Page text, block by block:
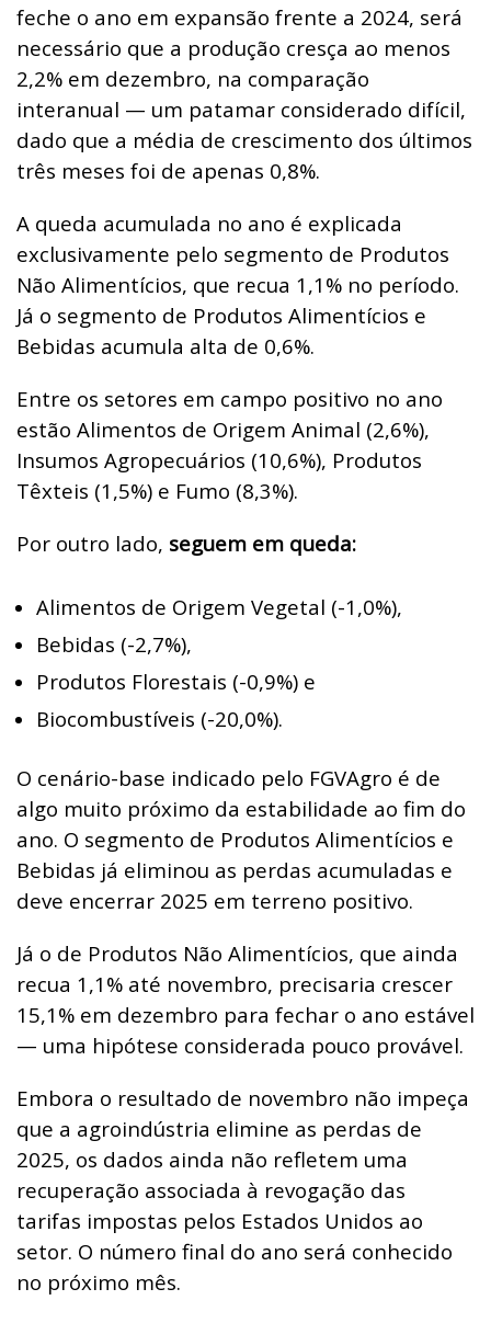
feche o ano em expansão frente a 2024, será
necessário que a produção cresça ao menos
2,2% em dezembro, na comparação
interanual — um patamar considerado difícil,
dado que a média de crescimento dos últimos
três meses foi de apenas 0,8%.
A queda acumulada no ano é explicada
exclusivamente pelo segmento de Produtos
Não Alimentícios, que recua 1,1% no período.
Já o segmento de Produtos Alimentícios e
Bebidas acumula alta de 0,6%.
Entre os setores em campo positivo no ano
estão Alimentos de Origem Animal (2,6%),
Insumos Agropecuários (10,6%), Produtos
Têxteis (1,5%) e Fumo (8,3%).
Por outro lado, seguem em queda:
Alimentos de Origem Vegetal (-1,0%),
Bebidas (-2,7%),
Produtos Florestais (-0,9%) e
Biocombustíveis (-20,0%).
O cenário-base indicado pelo FGVAgro é de
algo muito próximo da estabilidade ao fim do
ano. O segmento de Produtos Alimentícios e
Bebidas já eliminou as perdas acumuladas e
deve encerrar 2025 em terreno positivo.
Já o de Produtos Não Alimentícios, que ainda
recua 1,1% até novembro, precisaria crescer
15,1% em dezembro para fechar o ano estável
— uma hipótese considerada pouco provável.
Embora o resultado de novembro não impeça
que a agroindústria elimine as perdas de
2025, os dados ainda não refletem uma
recuperação associada à revogação das
tarifas impostas pelos Estados Unidos ao
setor. O número final do ano será conhecido
no próximo mês.